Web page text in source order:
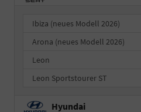
Ibiza (neues Modell 2026)
Arona (neues Modell 2026)
Leon
Leon Sportstourer ST
Hyundai